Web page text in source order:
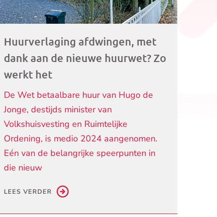
Huurverlaging afdwingen, met
dank aan de nieuwe huurwet? Zo
werkt het
De Wet betaalbare huur van Hugo de
Jonge, destijds minister van
Volkshuisvesting en Ruimtelijke
Ordening, is medio 2024 aangenomen.
Eén van de belangrijke speerpunten in
die nieuw
LEES VERDER